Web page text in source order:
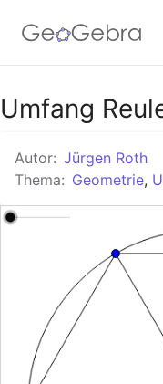
Google Classroom
GeoGebra
Umfang
Autor: Jürgen Roth
Thema: Geometrie,